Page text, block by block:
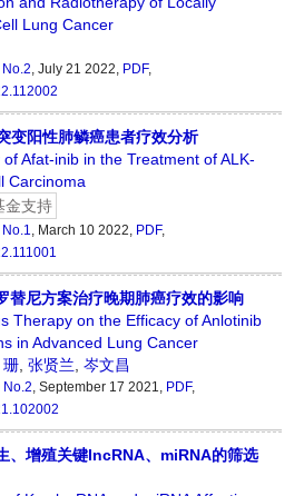
Lung Cancer
, July 21 2022, PDF,
变阳性肺鳞癌患者疗效分析
Afat-inib in the Treatment of ALK-
Carcinoma
金支持
, March 10 2022, PDF,
替尼方案治疗晚期肺癌疗效的影响
Therapy on the Efficacy of Anlotinib
in Advanced Lung Cancer
珊 张贤兰 岑文昌
No.2 , September 17 2021, PDF,
、增殖关键lncRNA、miRNA的筛选